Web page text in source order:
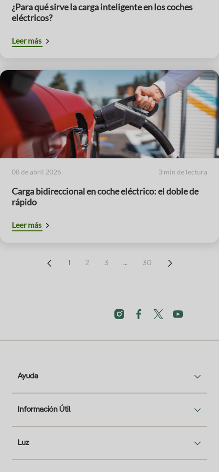
¿Para qué sirve la carga inteligente en los coches
eléctricos?
Leer más
08 de abril 2026 3 min de lectura
Carga bidireccional en coche eléctrico: el doble de
rápido
Leer más
1 2 3 ... 30
Ayuda
Información Útil
Luz